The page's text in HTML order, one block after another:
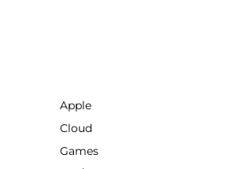
Apple
Cloud
Games